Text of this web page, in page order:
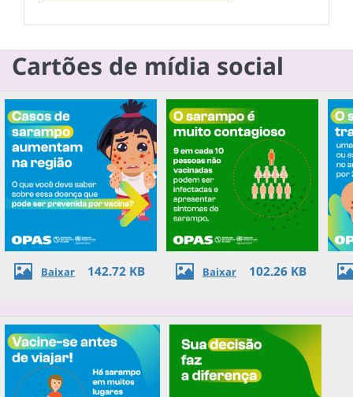
Cartões de mídia social
Baixar 142.72 KB Baixar 102.26 KB